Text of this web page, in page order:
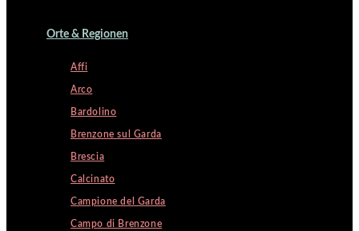
Orte & Regionen
Affi
Arco
Bardolino
Brenzone sul Garda
Brescia
Calcinato
Campione del Garda
Campo di Brenzone